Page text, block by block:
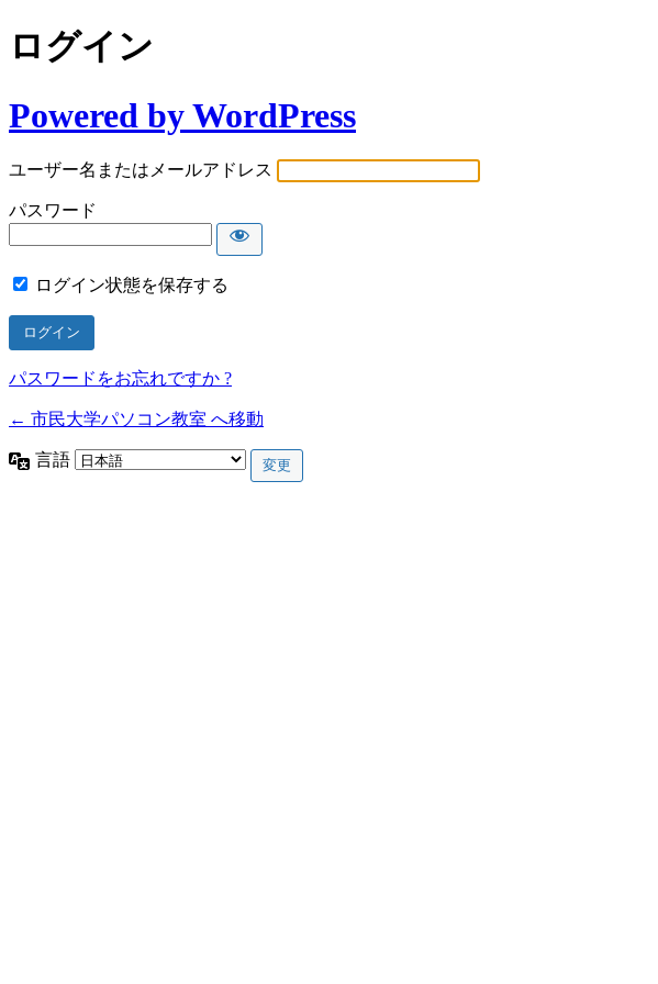
ログイン
Powered by WordPress
ユーザー名またはメールアドレス
パスワード
ログイン状態を保存する
パスワードをお忘れですか ?
← 市民大学パソコン教室 へ移動
言語